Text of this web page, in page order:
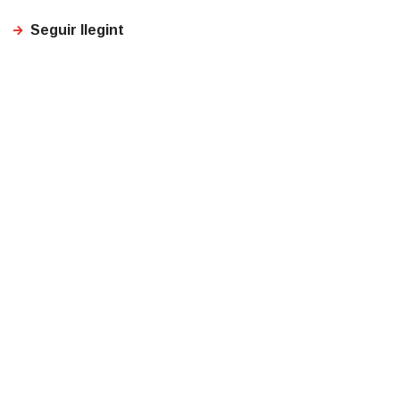
Seguir llegint